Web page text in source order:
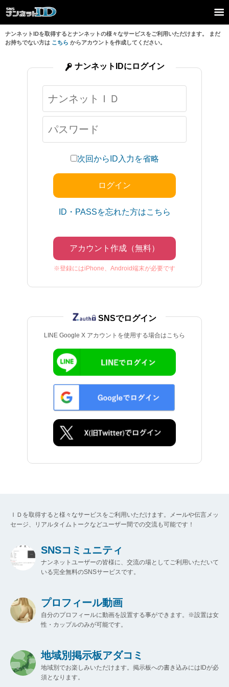
ナンネットIDを取得するとナンネットの様々なサービスをご利用いただけます。 まだ
お持ちでない方は こちら からアカウントを作成してください。
次回からID入力を省略
ID・PASSを忘れた方はこちら
アカウント作成（無料）
※登録にはiPhone、Android端末が必要です
ナンネットIDにログイン
LINE Google X アカウントを使用する場合はこちら
SNSでログイン
ＩＤを取得すると様々なサービスをご利用いただけます。メールや伝言メッ
セージ、リアルタイムトークなどユーザー間での交流も可能です！
SNSコミュニティ
ナンネットユーザーの皆様に、交流の場としてご利用いただいて
いる完全無料のSNSサービスです。
プロフィール動画
自分のプロフィールに動画を設置する事ができます。※設置は女
性・カップルのみが可能です。
地域別掲示板アダコミ
地域別でお楽しみいただけます。掲示板への書き込みにはIDが必
須となります。